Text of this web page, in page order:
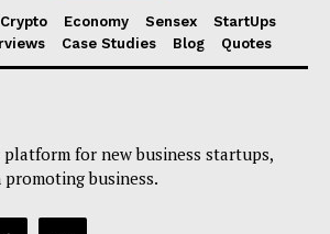
Crypto Economy Sensex
StartUps
Case Studies Blog Quotes
platform for new business startups,
business.